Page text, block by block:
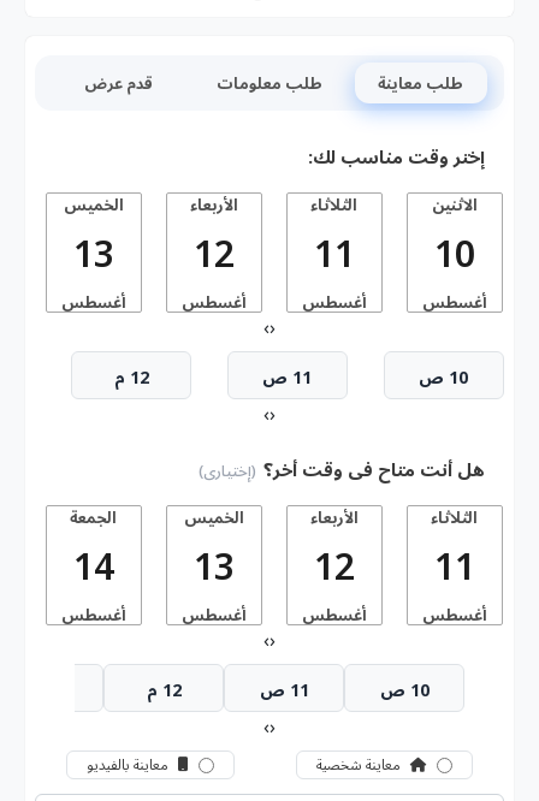
طلب معاينة طلب معلومات قدم عرض
إختر وقت مناسب لك:
الاثنين
10
أغسطس
الثلاثاء
11
أغسطس
الأربعاء
12
أغسطس
الخميس
13
أغسطس
‹
›
10 ص 11 ص 12 م
‹
›
هل أنت متاح فى وقت أخر؟ (إختيارى)
الثلاثاء
11
أغسطس
الأربعاء
12
أغسطس
الخميس
13
أغسطس
الجمعة
14
أغسطس
‹
›
10 ص 11 ص 12 م
‹
›
معاينة شخصية معاينة بالفيديو